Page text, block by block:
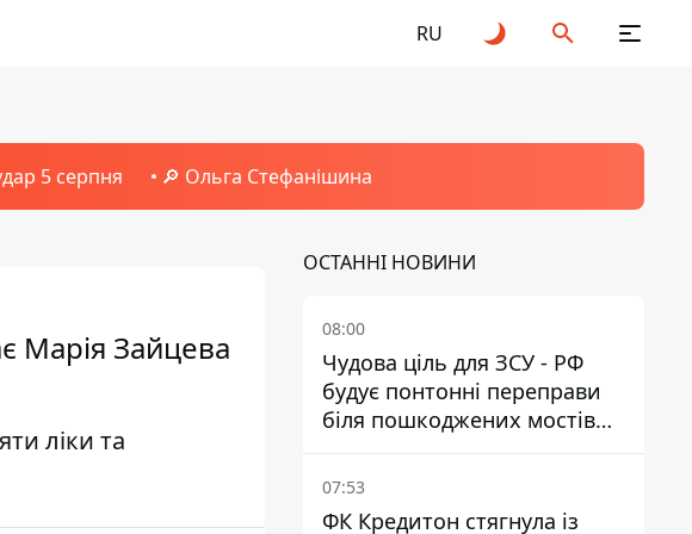
RU
5 серпня 🔎 Ольга Стефанішина
Марія Зайцева
ліки та
ОСТАННІ НОВИНИ
08:00
Чудова ціль для ЗСУ - РФ
будує понтонні переправи
біля пошкоджених мостів
на ТОТ
07:53
ФК Кредитон стягнула із